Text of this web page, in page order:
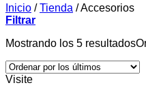
Inicio / Tienda /Accesorios
Filtrar
Mostrando los 5 resultados
Visite